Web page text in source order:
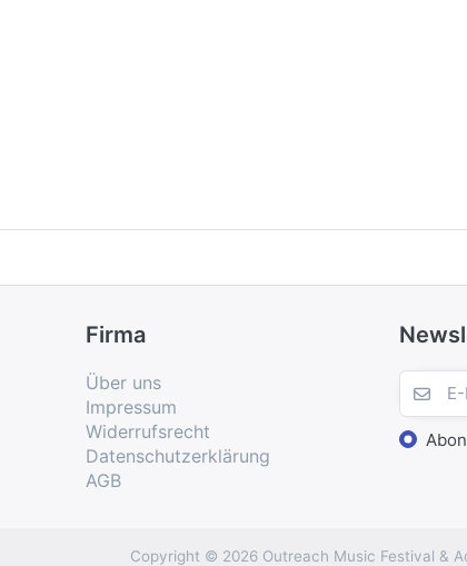
Firma
Über uns
Impressum
Widerrufsrecht
Datenschutzerklärung
AGB
Copyright © 2026 Outreach Music Festival &